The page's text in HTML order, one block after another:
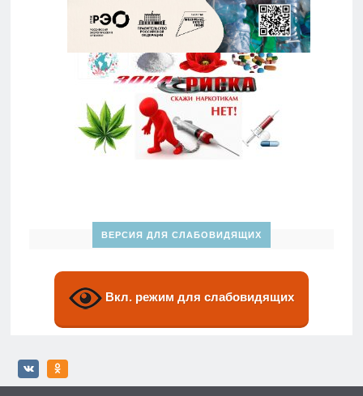
ВЕРСИЯ ДЛЯ СЛАБОВИДЯЩИХ
Вкл. режим для слабовидящих